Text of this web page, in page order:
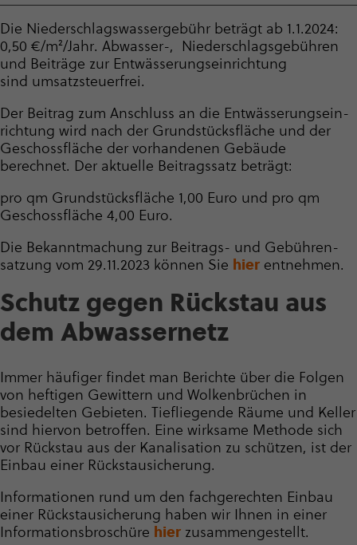
Die Nieder­schlags­was­ser­ge­bühr beträgt ab 1.1.2024:
0,50 €/m²/Jahr. Abwasser-, Nieder­schlags­ge­bühren
und Beiträge zur Entwäs­se­rungs­ein­rich­tung
sind umsatz­steu­er­frei.
Der Beitrag zum Anschluss an die Entwäs­se­rungs­ein­
rich­tung wird nach der Grund­stücks­fläche und der
Geschossfläche der vorhandenen Gebäude
berechnet. Der aktuelle Beitragssatz beträgt:
pro qm Grund­stücks­fläche 1,00 Euro und pro qm
Geschossfläche 4,00 Euro.
Die Bekanntmachung zur Beitrags- und Gebüh­ren­
sat­zung vom 29.11.2023 können Sie hier entnehmen.
Schutz gegen Rückstau aus
dem Abwas­ser­netz
Immer häufiger findet man Berichte über die Folgen
von heftigen Gewittern und Wolkenbrüchen in
besiedelten Gebieten. Tiefliegende Räume und Keller
sind hiervon betroffen. Eine wirksame Methode sich
vor Rückstau aus der Kanalisation zu schützen, ist der
Einbau einer Rück­stau­si­che­rung.
Informationen rund um den fachgerechten Einbau
einer Rück­stau­si­che­rung haben wir Ihnen in einer
Infor­ma­ti­ons­bro­schüre hier zusam­men­ge­stellt.